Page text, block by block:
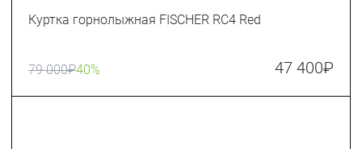
Куртка горнолыжная FISCHER RC4 Red
79 000₽40% 47 400₽